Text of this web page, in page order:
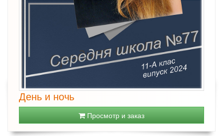
День и ночь
Просмотр и заказ